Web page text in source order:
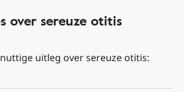
over sereuze otitis
uitleg over sereuze otitis: